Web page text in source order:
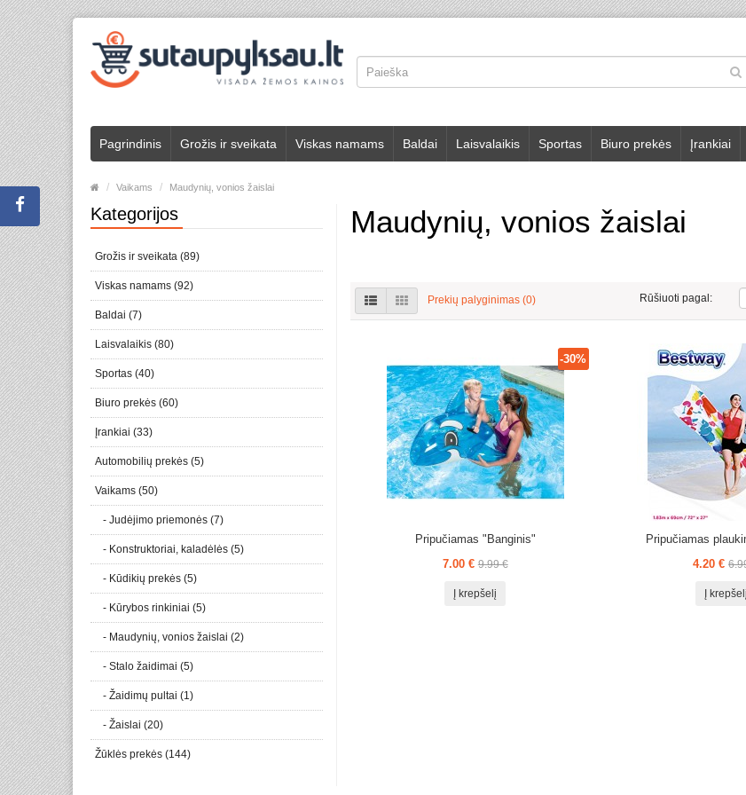
Pagrindinis Grožis ir sveikata Viskas namams Baldai Laisvalaikis Sportas Biuro prekės Įrankiai
Vaikams Maudynių, vonios žaislai
Kategorijos
Grožis ir sveikata (89)
Viskas namams (92)
Baldai (7)
Laisvalaikis (80)
Sportas (40)
Biuro prekės (60)
Įrankiai (33)
Automobilių prekės (5)
Vaikams (50)
- Judėjimo priemonės (7)
- Konstruktoriai, kaladėlės (5)
- Kūdikių prekės (5)
- Kūrybos rinkiniai (5)
- Maudynių, vonios žaislai (2)
- Stalo žaidimai (5)
- Žaidimų pultai (1)
- Žaislai (20)
Žūklės prekės (144)
Maudynių, vonios žaislai
Prekių palyginimas (0) Rūšiuoti pagal:
Pripučiamas "Banginis"
7.00 € 9.99 €
-30%
Į krepšelį
Pripučiamas
4.20 €
Į krepšelį